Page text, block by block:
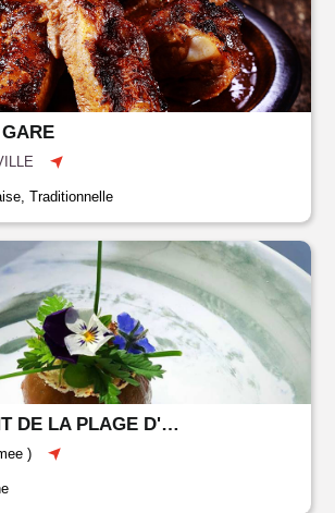
Traditionnelle
RESTAURANT DE LA PLAGE D'AMÉE
)